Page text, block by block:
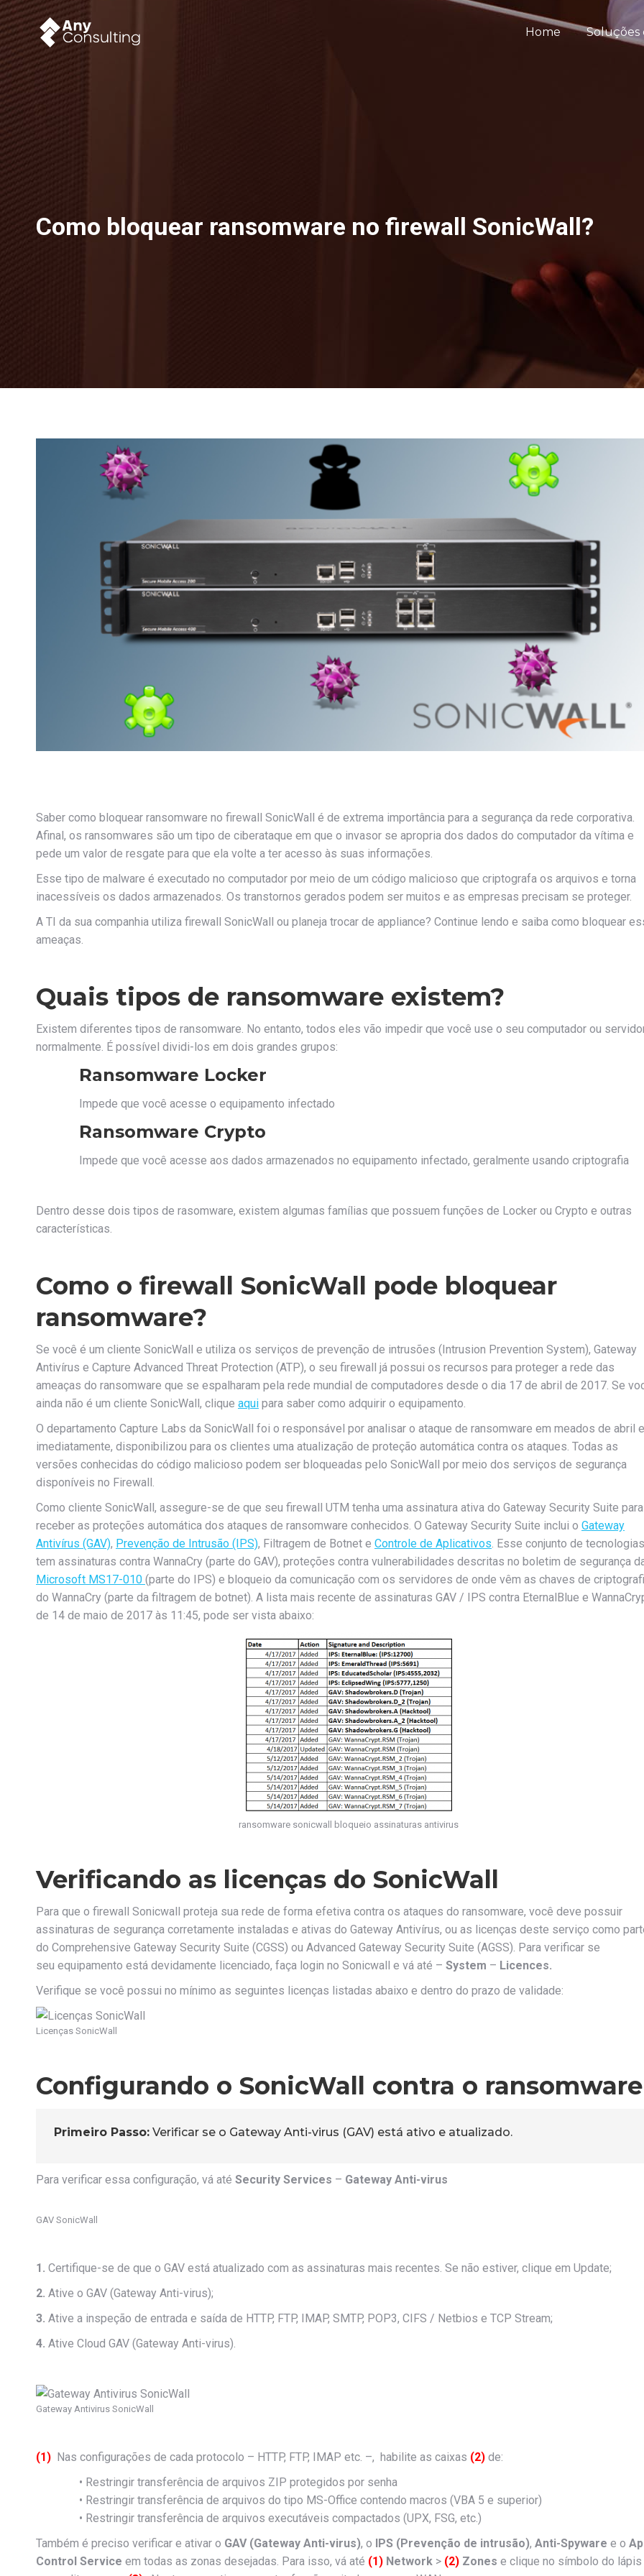
Home Soluções
Como bloquear ransomware no firewall SonicWall?
Saber como bloquear ransomware no firewall SonicWall é de extrema importância para a segurança da rede corporativa.
Afinal, os ransomwares são um tipo de ciberataque em que o invasor se apropria dos dados do computador da vítima e
pede um valor de resgate para que ela volte a ter acesso às suas informações.
Esse tipo de malware é executado no computador por meio de um código malicioso que criptografa os arquivos e torna
inacessíveis os dados armazenados. Os transtornos gerados podem ser muitos e as empresas precisam se proteger.
A TI da sua companhia utiliza firewall SonicWall ou planeja trocar de appliance? Continue lendo e saiba como bloquear
ameaças.
Quais tipos de ransomware existem?
Existem diferentes tipos de ransomware. No entanto, todos eles vão impedir que você use o seu computador ou
normalmente. É possível dividi-los em dois grandes grupos:
Ransomware Locker
Impede que você acesse o equipamento infectado
Ransomware Crypto
Impede que você acesse aos dados armazenados no equipamento infectado, geralmente usando criptografia
Dentro desse dois tipos de rasomware, existem algumas famílias que possuem funções de Locker ou Crypto e outras
características.
Como o firewall SonicWall pode bloquear
ransomware?
Se você é um cliente SonicWall e utiliza os serviços de prevenção de intrusões (Intrusion Prevention System), Gateway
Antivírus e Capture Advanced Threat Protection (ATP), o seu firewall já possui os recursos para proteger a rede das
ameaças do ransomware que se espalharam pela rede mundial de computadores desde o dia 17 de abril de 2017. Se
ainda não é um cliente SonicWall, clique aqui para saber como adquirir o equipamento.
O departamento Capture Labs da SonicWall foi o responsável por analisar o ataque de ransomware em meados de abril
imediatamente, disponibilizou para os clientes uma atualização de proteção automática contra os ataques. Todas as
versões conhecidas do código malicioso podem ser bloqueadas pelo SonicWall por meio dos serviços de segurança
disponíveis no Firewall.
Como cliente SonicWall, assegure-se de que seu firewall UTM tenha uma assinatura ativa do Gateway Security Suite para
receber as proteções automática dos ataques de ransomware conhecidos. O Gateway Security Suite inclui o Gateway
Antivírus (GAV), Prevenção de Intrusão (IPS), Filtragem de Botnet e Controle de Aplicativos . Esse conjunto de tecnologias
tem assinaturas contra WannaCry (parte do GAV), proteções contra vulnerabilidades descritas no boletim de segurança
Microsoft MS17-010 (parte do IPS) e bloqueio da comunicação com os servidores de onde vêm as chaves de
do WannaCry (parte da filtragem de botnet). A lista mais recente de assinaturas GAV / IPS contra EternalBlue e
de 14 de maio de 2017 às 11:45, pode ser vista abaixo:
ransomware sonicwall bloqueio assinaturas antivirus
Verificando as licenças do SonicWall
Para que o firewall Sonicwall proteja sua rede de forma efetiva contra os ataques do ransomware, você deve possuir
assinaturas de segurança corretamente instaladas e ativas do Gateway Antivírus, ou as licenças deste serviço como
do Comprehensive Gateway Security Suite (CGSS) ou Advanced Gateway Security Suite (AGSS). Para verificar se
seu equipamento está devidamente licenciado, faça login no Sonicwall e vá até – System – Licences.
Verifique se você possui no mínimo as seguintes licenças listadas abaixo e dentro do prazo de validade:
Licenças SonicWall
Configurando o SonicWall contra o ransomware
Primeiro Passo: Verificar se o Gateway Anti-virus (GAV) está ativo e atualizado.
Para verificar essa configuração, vá até Security Services – Gateway Anti-virus
GAV SonicWall
1. Certifique-se de que o GAV está atualizado com as assinaturas mais recentes. Se não estiver, clique em Update;
2. Ative o GAV (Gateway Anti-virus);
3. Ative a inspeção de entrada e saída de HTTP, FTP, IMAP, SMTP, POP3, CIFS / Netbios e TCP Stream;
4. Ative Cloud GAV (Gateway Anti-virus).
Gateway Antivirus SonicWall
(1) Nas configurações de cada protocolo – HTTP, FTP, IMAP etc. –, habilite as caixas (2) de:
• Restringir transferência de arquivos ZIP protegidos por senha
• Restringir transferência de arquivos do tipo MS-Office contendo macros (VBA 5 e superior)
• Restringir transferência de arquivos executáveis compactados (UPX, FSG, etc.)
Também é preciso verificar e ativar o GAV (Gateway Anti-virus), o IPS (Prevenção de intrusão), Anti-Spyware e o
Control Service em todas as zonas desejadas. Para isso, vá até (1) Network > (2) Zones e clique no símbolo do lápis